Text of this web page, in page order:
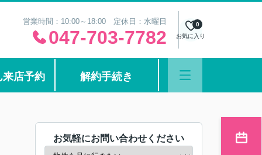
営業時間：10:00～18:00 定休日：水曜日
047-703-7782 お気に入り
0
来店予約 解約手続き
お気軽にお問い合わせください